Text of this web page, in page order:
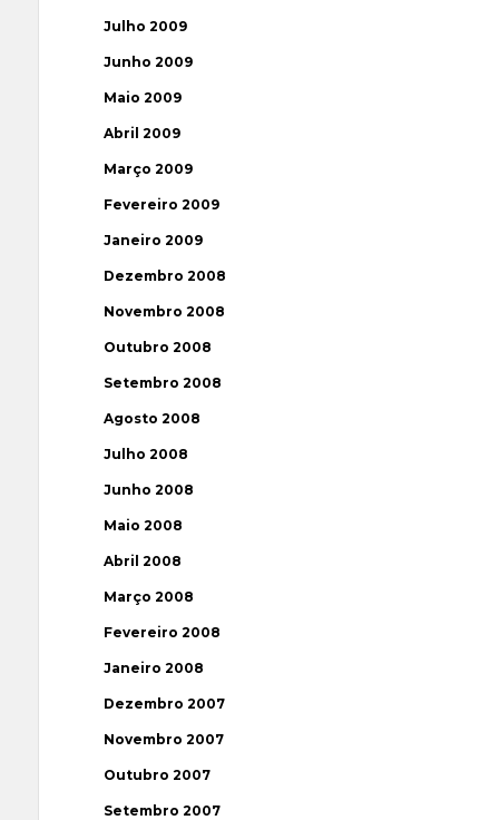
Julho 2009
Junho 2009
Maio 2009
Abril 2009
Março 2009
Fevereiro 2009
Janeiro 2009
Dezembro 2008
Novembro 2008
Outubro 2008
Setembro 2008
Agosto 2008
Julho 2008
Junho 2008
Maio 2008
Abril 2008
Março 2008
Fevereiro 2008
Janeiro 2008
Dezembro 2007
Novembro 2007
Outubro 2007
Setembro 2007